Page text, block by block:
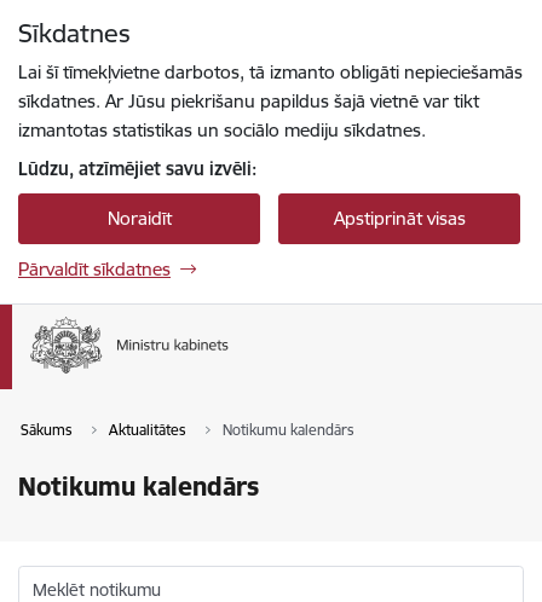
Sīkdatnes
Lai šī tīmekļvietne darbotos, tā izmanto obligāti nepieciešamās
sīkdatnes. Ar Jūsu piekrišanu papildus šajā vietnē var tikt
izmantotas statistikas un sociālo mediju sīkdatnes.
Lūdzu, atzīmējiet savu izvēli:
Noraidīt Apstiprināt visas
Pārvaldīt sīkdatnes
Sākums Aktualitātes Notikumu kalendārs
Notikumu kalendārs
Meklēt notikumu